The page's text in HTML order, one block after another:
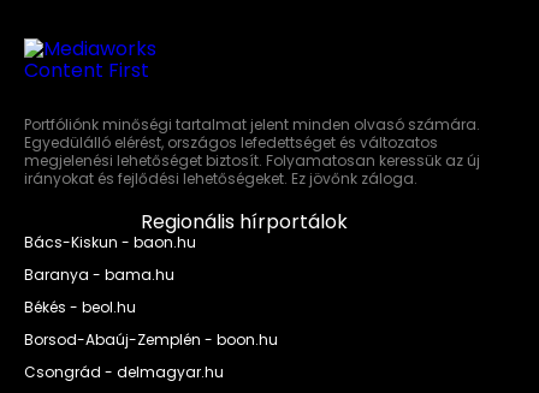
Portfóliónk minőségi tartalmat jelent minden olvasó számára.
Egyedülálló elérést, országos lefedettséget és változatos
megjelenési lehetőséget biztosít. Folyamatosan keressük az új
irányokat és fejlődési lehetőségeket. Ez jövőnk záloga.
Regionális hírportálok
Bács-Kiskun - baon.hu
Baranya - bama.hu
Békés - beol.hu
Borsod-Abaúj-Zemplén - boon.hu
Csongrád - delmagyar.hu